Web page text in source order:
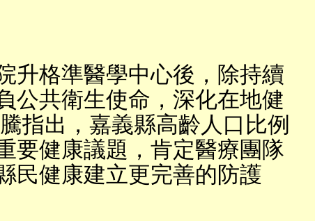
升格準醫學中心後，除持續
公共衛生使命，深化在地健
指出，嘉義縣高齡人口比例
要健康議題，肯定醫療團隊
民健康建立更完善的防護